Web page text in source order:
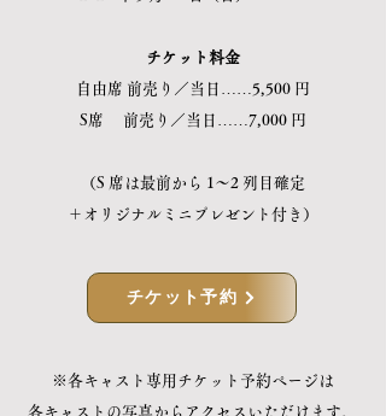
チケット料金
自由席 前売り／当日……5,500 円
S席 前売り／当日……7,000 円
（S 席は最前から 1～2 列目確定
＋オリジナルミニプレゼント付き）
チケット予約
※各キャスト専用チケット予約ページは
各キャストの写真からアクセスいただけます。